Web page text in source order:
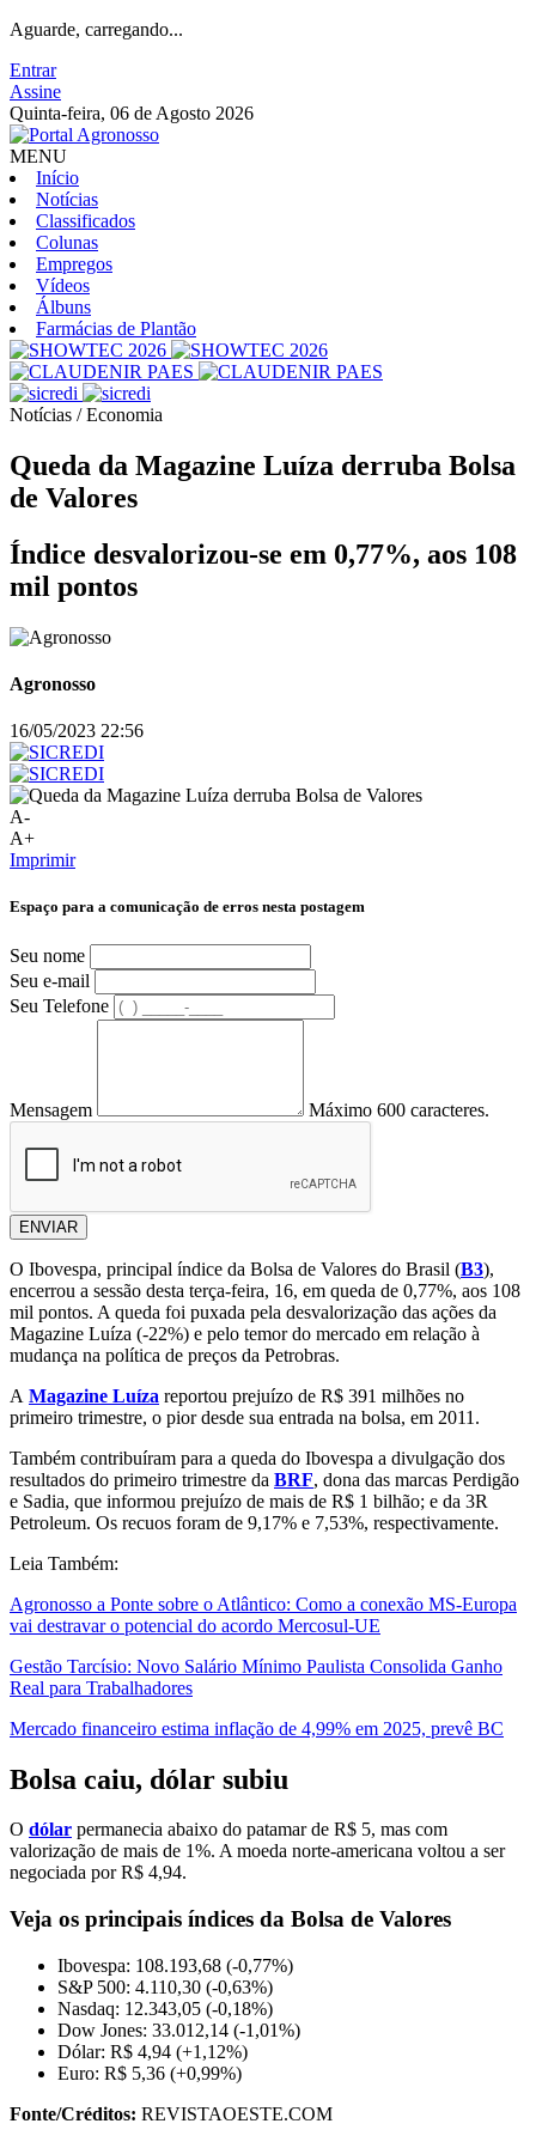
Aguarde, carregando...
Entrar
Assine
Quinta-feira, 06 de Agosto 2026
MENU
Início
Notícias
Classificados
Colunas
Empregos
Vídeos
Álbuns
Farmácias de Plantão
Notícias / Economia
Queda da Magazine Luíza derruba Bolsa
de Valores
Índice desvalorizou-se em 0,77%, aos 108
mil pontos
Agronosso
16/05/2023 22:56
A-
A+
Imprimir
Espaço para a comunicação de erros nesta postagem
Seu nome
Seu e-mail
Seu Telefone
Mensagem Máximo 600 caracteres.
ENVIAR
O Ibovespa, principal índice da Bolsa de Valores do Brasil (B3),
encerrou a sessão desta terça-feira, 16, em queda de 0,77%, aos 108
mil pontos. A queda foi puxada pela desvalorização das ações da
Magazine Luíza (-22%) e pelo temor do mercado em relação à
mudança na política de preços da Petrobras.
A Magazine Luíza reportou prejuízo de R$ 391 milhões no
primeiro trimestre, o pior desde sua entrada na bolsa, em 2011.
Também contribuíram para a queda do Ibovespa a divulgação dos
resultados do primeiro trimestre da BRF, dona das marcas Perdigão
e Sadia, que informou prejuízo de mais de R$ 1 bilhão; e da 3R
Petroleum. Os recuos foram de 9,17% e 7,53%, respectivamente.
Leia Também:
Agronosso a Ponte sobre o Atlântico: Como a conexão MS-Europa
vai destravar o potencial do acordo Mercosul-UE
Gestão Tarcísio: Novo Salário Mínimo Paulista Consolida Ganho
Real para Trabalhadores
Mercado financeiro estima inflação de 4,99% em 2025, prevê BC
Bolsa caiu, dólar subiu
O dólar permanecia abaixo do patamar de R$ 5, mas com
valorização de mais de 1%. A moeda norte-americana voltou a ser
negociada por R$ 4,94.
Veja os principais índices da Bolsa de Valores
Ibovespa: 108.193,68 (-0,77%)
S&P 500: 4.110,30 (-0,63%)
Nasdaq: 12.343,05 (-0,18%)
Dow Jones: 33.012,14 (-1,01%)
Dólar: R$ 4,94 (+1,12%)
Euro: R$ 5,36 (+0,99%)
Fonte/Créditos: REVISTAOESTE.COM